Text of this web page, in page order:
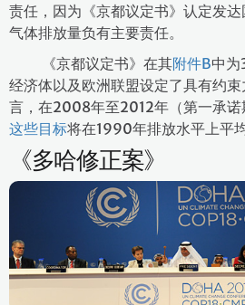
责任，因为《京都议定书》认定发
气体排放量负有主要责任。
《京都议定书》在其附件B中为
经济体以及欧洲联盟设定了具有约
言，在2008年至2012年（第一承诺
这些目标将在1990年排放水平上平
《多哈修正案》